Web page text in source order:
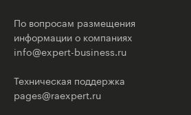
По вопросам размещения
информации о компаниях
info@expert-business.ru
Техническая поддержка
pages@raexpert.ru